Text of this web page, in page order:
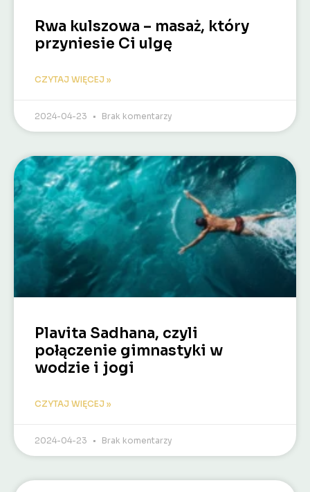
Rwa kulszowa – masaż, który
przyniesie Ci ulgę
CZYTAJ WIĘCEJ »
2024-04-23 Brak komentarzy
Plavita Sadhana, czyli
połączenie gimnastyki w
wodzie i jogi
CZYTAJ WIĘCEJ »
2024-04-23 Brak komentarzy